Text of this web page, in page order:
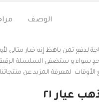
الوصف
لدفع ثمن باهظ إنه خيار
حدٍ سواء و ستضفي السلسلة
لمعرفة المزيد عن
عيار ٢١